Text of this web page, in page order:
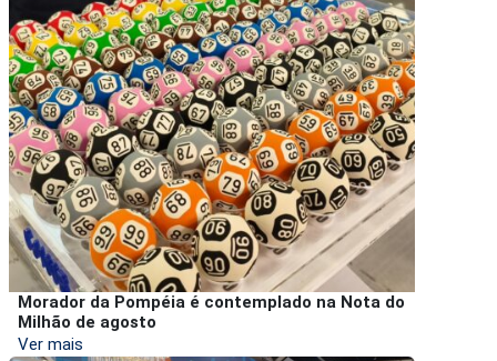
Morador da Pompéia é contemplado na Nota do
Milhão de agosto
Ver mais